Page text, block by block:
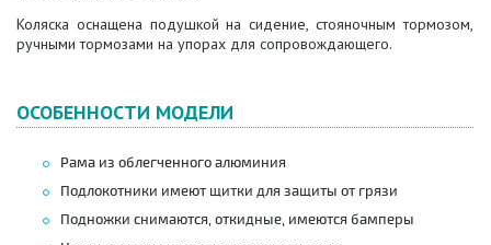
Коляска оснащена подушкой на сидение, стояночным тормозом,
ручными тормозами на упорах для сопровождающего.
ОСОБЕННОСТИ МОДЕЛИ
Рама из облегченного алюминия
Подлокотники имеют щитки для защиты от грязи
Подножки снимаются, откидные, имеются бамперы